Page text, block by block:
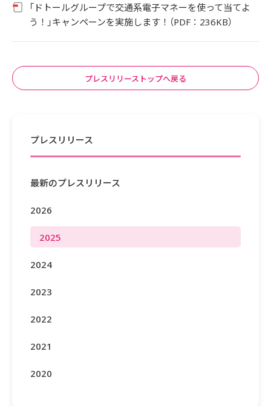
「ドトールグループで交通系電子マネーを使って当てよ
う！」キャンペーンを実施します！（PDF：236KB）
プレスリリーストップへ戻る
プレスリリース
最新のプレスリリース
2026
2025
2024
2023
2022
2021
2020